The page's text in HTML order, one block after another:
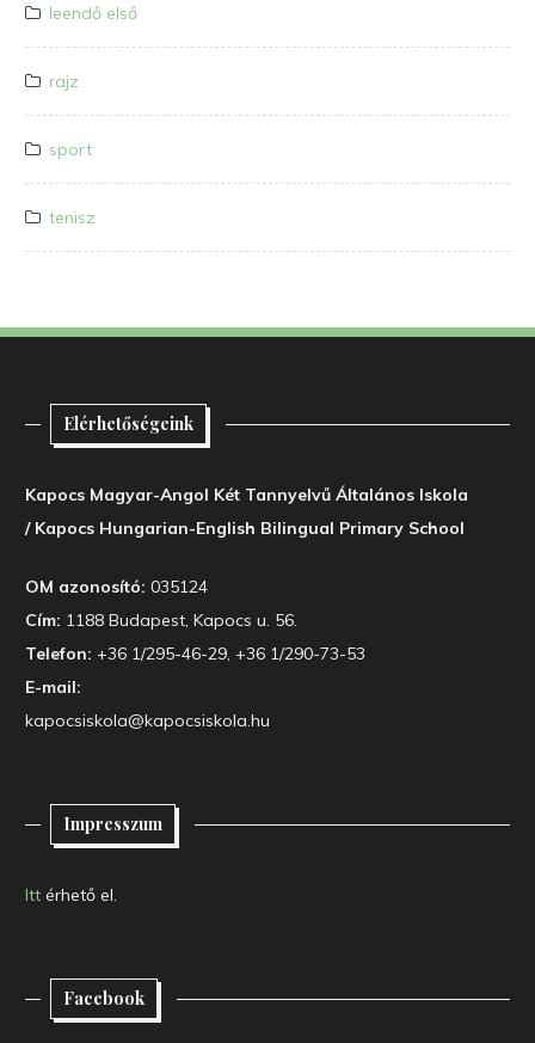
leendő első
rajz
sport
tenisz
Elérhetőségeink
Kapocs Magyar-Angol Két Tannyelvű Általános Iskola
/ Kapocs Hungarian-English Bilingual Primary School
OM azonosító: 035124
Cím: 1188 Budapest, Kapocs u. 56.
Telefon: +36 1/295-46-29, +36 1/290-73-53
E-mail:
kapocsiskola@kapocsiskola.hu
Impresszum
Itt érhető el.
Facebook